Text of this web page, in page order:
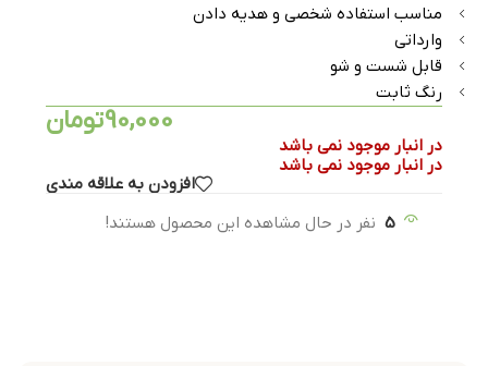
مناسب استفاده شخصی و هدیه دادن
وارداتی
قابل شست و شو
رنگ ثابت
90,000تومان
در انبار موجود نمی باشد
در انبار موجود نمی باشد
افزودن به علاقه مندی
5 نفر در حال مشاهده این محصول هستند!